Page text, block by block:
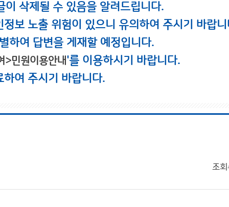
삭제될 수 있음을 알려드립니다.
보 노출 위험이 있으니 유의하여 주시기 바랍니
하여 답변을 게재할 예정입니다.
>민원이용안내'를 이용하시기 바랍니다.
여 주시기 바랍니다.
조회